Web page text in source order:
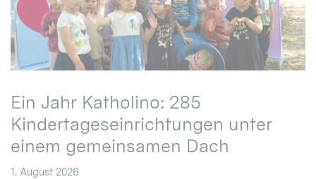
Ein Jahr Katholino: 285
Kindertageseinrichtungen unter
einem gemeinsamen Dach
1. August 2026